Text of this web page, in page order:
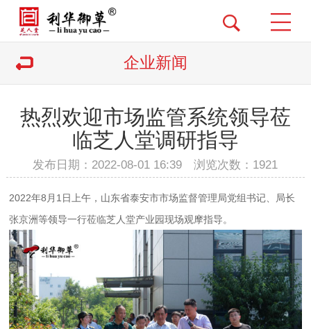
企业新闻
热烈欢迎市场监管系统领导莅
临芝人堂调研指导
发布日期：2022-08-01 16:39 浏览次数： 1921
2022年8月1日上午，山东省泰安市市场监督管理局党组书记、局长
张京洲等领导一行莅临芝人堂产业园现场观摩指导。